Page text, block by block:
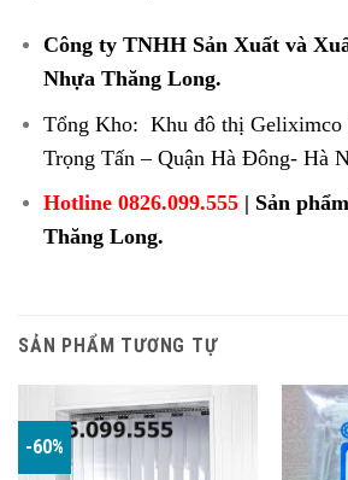
Công ty TNHH Sản Xuất và
Nhựa Thăng Long.
Tổng Kho: Khu đô thị
Trọng Tấn – Quận Hà Đông- Hà
Hotline 0826.099.555| Sản
Thăng Long.
SẢN PHẨM TƯƠNG TỰ
-60%